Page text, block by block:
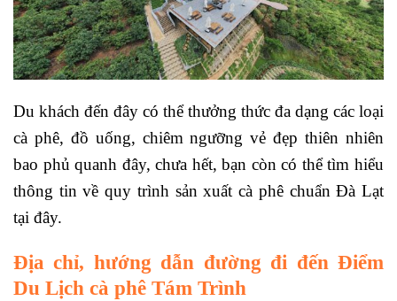
Du khách đến đây có thể thưởng thức đa dạng các loại
cà phê, đồ uống, chiêm ngưỡng vẻ đẹp thiên nhiên
bao phủ quanh đây, chưa hết, bạn còn có thể tìm hiểu
thông tin về quy trình sản xuất cà phê chuẩn Đà Lạt
tại đây.
Địa chỉ, hướng dẫn đường đi đến Điểm
Du Lịch cà phê Tám Trình